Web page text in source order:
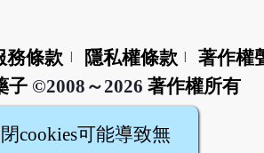
務條款 隱私權條款
著作權
子©2008～2026 著作權所有
cookies可能導致無